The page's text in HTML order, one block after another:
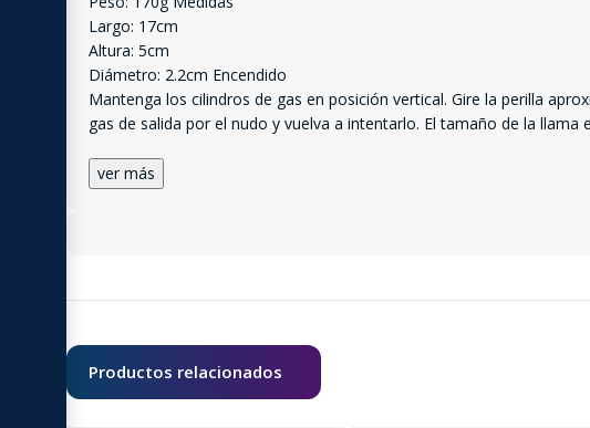
Largo: 17cm
Altura: 5cm
Diámetro: 2.2cm Encendido
Mantenga los cilindros de gas en posición vertical. Gire la perilla
gas de salida por el nudo y vuelva a intentarlo. El tamaño de la llama
ver más
Productos relacionados